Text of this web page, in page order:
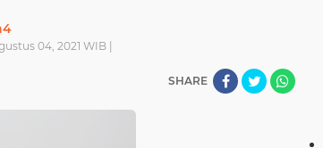
04, 2021 WIB |
SHARE